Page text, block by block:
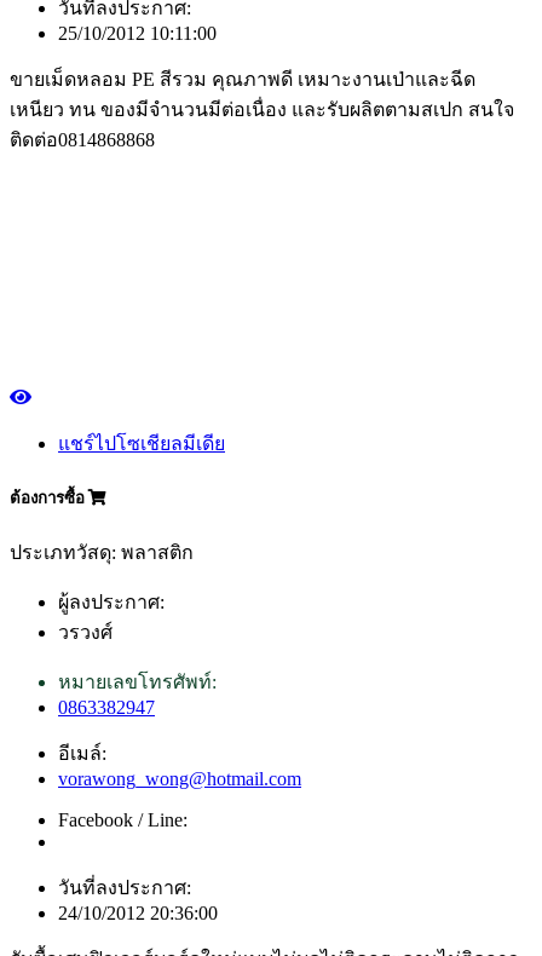
วันที่ลงประกาศ:
25/10/2012 10:11:00
ขายเม็ดหลอม PE สีรวม คุณภาพดี เหมาะงานเป่าและฉีด
เหนียว ทน ของมีจำนวนมีต่อเนื่อง และรับผลิตตามสเปก สนใจ
ติดต่อ0814868868
แชร์ไปโซเชียลมีเดีย
ต้องการซื้อ
ประเภทวัสดุ: พลาสติก
ผู้ลงประกาศ:
วรวงศ์
หมายเลขโทรศัพท์:
0863382947
อีเมล์:
vorawong_wong@hotmail.com
Facebook / Line:
วันที่ลงประกาศ:
24/10/2012 20:36:00